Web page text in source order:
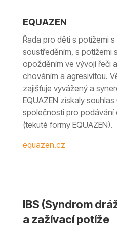
EQUAZEN
Řada pro děti s potížemi
soustředěním, s potížemi
opožděním ve vývoji řeči
chováním a agresivitou.
zajišťuje vyvážený a
EQUAZEN získaly
společnosti pro
(tekuté formy EQUAZEN).
equazen.cz
IBS (Syndrom
a zažívací potíže